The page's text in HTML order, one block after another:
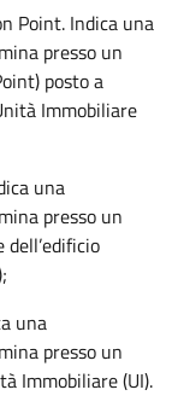
Point. Indica una
presso un
posto a
Immobiliare
una
presso un
una
presso un
Immobiliare (UI).